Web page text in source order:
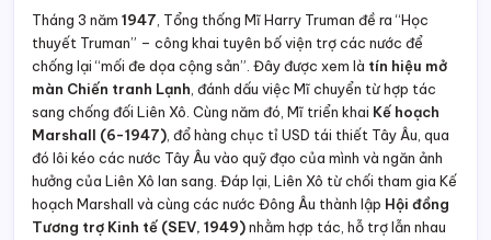
Tháng 3 năm 1947, Tổng thống Mĩ Harry Truman đề ra “Học
thuyết Truman” – công khai tuyên bố viện trợ các nước để
chống lại “mối đe dọa cộng sản”. Đây được xem là tín hiệu mở
màn Chiến tranh Lạnh, đánh dấu việc Mĩ chuyển từ hợp tác
sang chống đối Liên Xô. Cùng năm đó, Mĩ triển khai Kế hoạch
Marshall (6-1947), đổ hàng chục tỉ USD tái thiết Tây Âu, qua
đó lôi kéo các nước Tây Âu vào quỹ đạo của mình và ngăn ảnh
hưởng của Liên Xô lan sang. Đáp lại, Liên Xô từ chối tham gia Kế
hoạch Marshall và cùng các nước Đông Âu thành lập Hội đồng
Tương trợ Kinh tế (SEV, 1949)nhằm hợp tác, hỗ trợ lẫn nhau